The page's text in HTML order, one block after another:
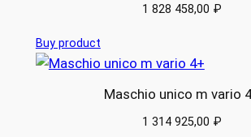
1 828 458,00 ₽
Buy product
Maschio unico m vario
1 314 925,00 ₽